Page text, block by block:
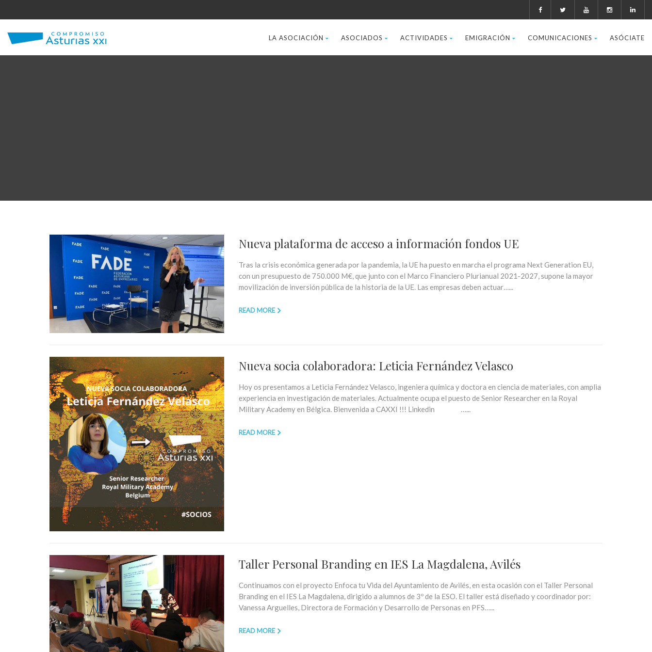
LA ASOCIACIÓN ASOCIADOS ACTIVIDADES EMIGRACIÓN COMUNICACIONES ASÓCIATE
Nueva plataforma de acceso a información fondos UE
Tras la crisis económica generada por la pandemia, la UE ha puesto en marcha el programa Next Generation EU,
con un presupuesto de 750.000 M€, que junto con el Marco Financiero Plurianual 2021-2027, supone la mayor
movilización de inversión pública de la historia de la UE. Las empresas deben actuar…...
READ MORE
Nueva socia colaboradora: Leticia Fernández Velasco
Hoy os presentamos a Leticia Fernández Velasco, ingeniera química y doctora en ciencia de materiales, con amplia
experiencia en investigación de materiales. Actualmente ocupa el puesto de Senior Researcher en la Royal
Military Academy en Bélgica. Bienvenida a CAXXI !!! Linkedin …...
READ MORE
Taller Personal Branding en IES La Magdalena, Avilés
Continuamos con el proyecto Enfoca tu Vida del Ayuntamiento de Avilés, en esta ocasión con el Taller Personal
Branding en el IES La Magdalena, dirigido a alumnos de 3º de la ESO. El taller está diseñado y coordinador por:
Vanessa Arguelles, Directora de Formación y Desarrollo de Personas en PFS…...
READ MORE